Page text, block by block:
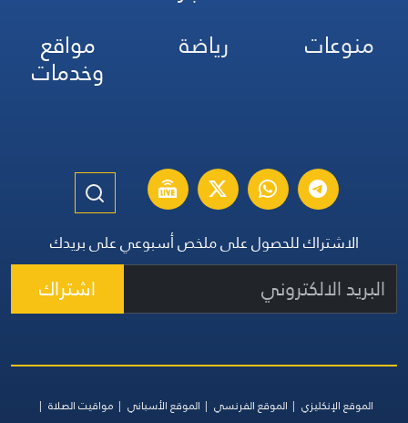
منوعات
رياضة مواقع
وخدمات
الاشتراك للحصول على ملخص أسبوعي على بريدك
اشتراك
الموقع الإنكليزي الموقع الفرنسي الموقع الأسباني
مواقيت الصلاة